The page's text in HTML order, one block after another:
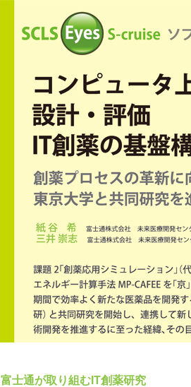
富士通が取り組むIT創薬研究